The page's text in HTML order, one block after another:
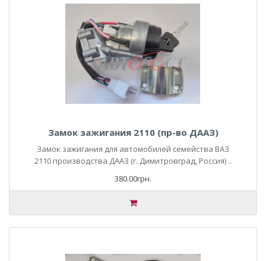
Замок зажигания 2110 (пр-во ДААЗ)
Замок зажигания для автомобилей семейства ВАЗ
2110 производства ДААЗ (г. Димитровград, Россия) ..
380.00грн.